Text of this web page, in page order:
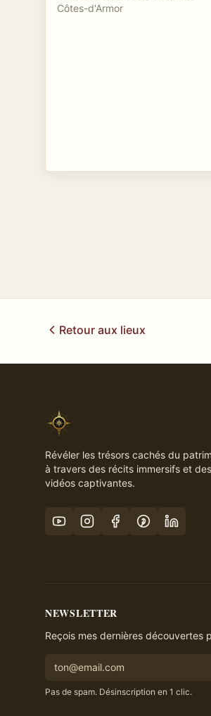
Côtes-d'Armor
Retour aux lieux
Révéler les trésors cachés du
à travers des récits immersifs et des
vidéos captivantes.
NEWSLETTER
Reçois mes dernières découvertes
Pas de spam. Désinscription en 1 clic.